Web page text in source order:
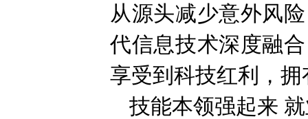
从源头减少意外风
代信息技术深度融
享受到科技红利，
技能本领强起来